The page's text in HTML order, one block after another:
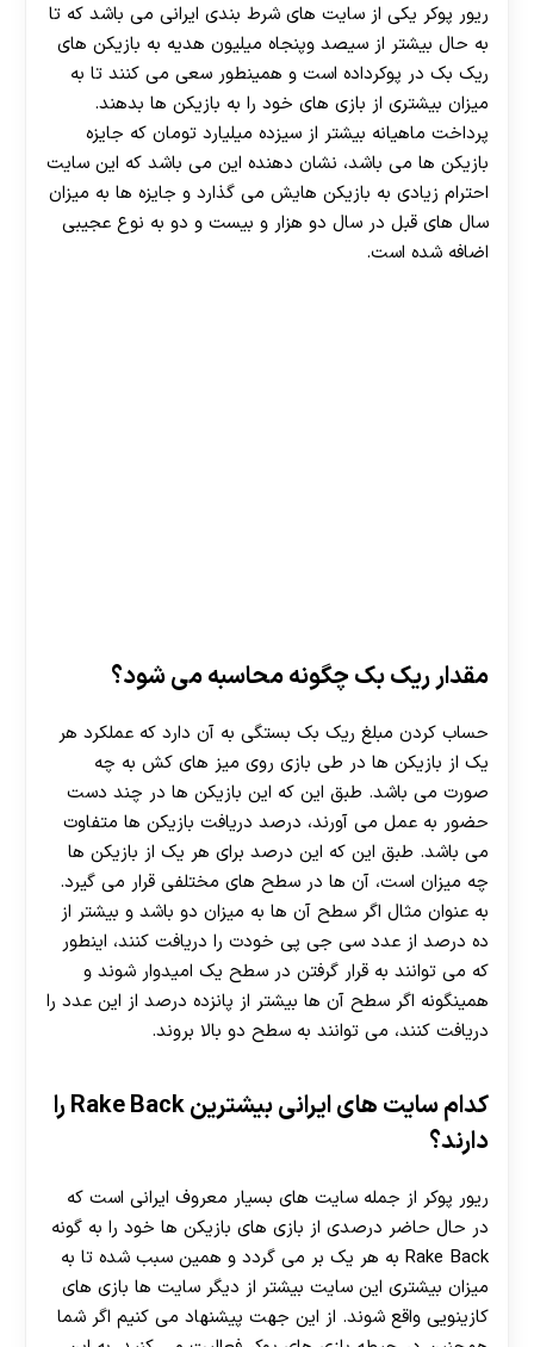
ریور پوکر یکی از سایت های شرط بندی ایرانی می باشد که تا
به حال بیشتر از سیصد وپنجاه میلیون هدیه به بازیکن های
ریک بک در پوکرداده است و همینطور سعی می کنند تا به
میزان بیشتری از بازی های خود را به بازیکن ها بدهند.
پرداخت ماهیانه بیشتر از سیزده میلیارد تومان که جایزه
بازیکن ها می باشد، نشان دهنده این می باشد که این سایت
احترام زیادی به بازیکن هایش می‌ گذارد و جایزه ها به میزان
سال های قبل در سال دو هزار و بیست و دو به نوع عجیبی
اضافه شده است.
مقدار ریک بک چگونه محاسبه می شود؟
حساب کردن مبلغ ریک بک بستگی به آن دارد که عملکرد هر
یک از بازیکن ها در طی بازی روی میز های کش به چه
صورت می باشد. طبق این که این بازیکن ها در چند دست
حضور به عمل می آورند، درصد دریافت بازیکن ها متفاوت
می باشد. طبق این که این درصد برای هر یک از بازیکن ها
چه میزان است، آن ها در سطح های مختلفی قرار می گیرد.
به عنوان مثال اگر سطح آن ها به میزان دو باشد و بیشتر از
ده درصد از عدد سی جی پی خودت را دریافت کنند، اینطور
که می توانند به قرار گرفتن در سطح یک امیدوار شوند و
همینگونه اگر سطح آن ها بیشتر از پانزده درصد از این عدد را
دریافت کنند، می‌ توانند به سطح دو بالا بروند.
کدام سایت های ایرانی بیشترین Rake Back را
دارند؟
ریور پوکر از جمله سایت های بسیار معروف ایرانی است که
در حال حاضر درصدی از بازی های بازیکن ها خود را به گونه
Rake Back به هر یک بر می گردد و همین سبب شده تا به
میزان بیشتری این سایت بیشتر از دیگر سایت ها بازی های
کازینویی واقع شوند. از این جهت پیشنهاد می کنیم اگر شما